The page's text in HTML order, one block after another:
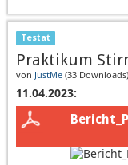
Testat
Praktikum
von JustMe (33 Downloads)
11.04.2023: